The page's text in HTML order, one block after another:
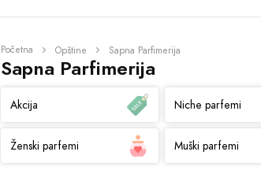
Početna Opštine Sapna Parfimerija
Sapna Parfimerija
Akcija Niche parfemi
Ženski parfemi Muški parfemi